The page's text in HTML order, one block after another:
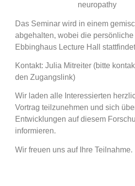
neuropathy
Das Seminar wird in einem
abgehalten, wobei die
Ebbinghaus Lecture Hall
Kontakt: Julia Mitreiter (bitte
den Zugangslink)
Wir laden alle Interessierten
Vortrag teilzunehmen und sich
Entwicklungen auf diesem
informieren.
Wir freuen uns auf Ihre Teilnahme.